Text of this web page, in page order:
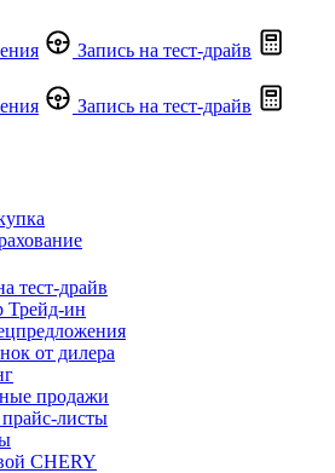
Запись на тест-драйв
Запись на тест-драйв
тест-драйв
Трейд-ин
от дилера
продажи
листы
CHERY